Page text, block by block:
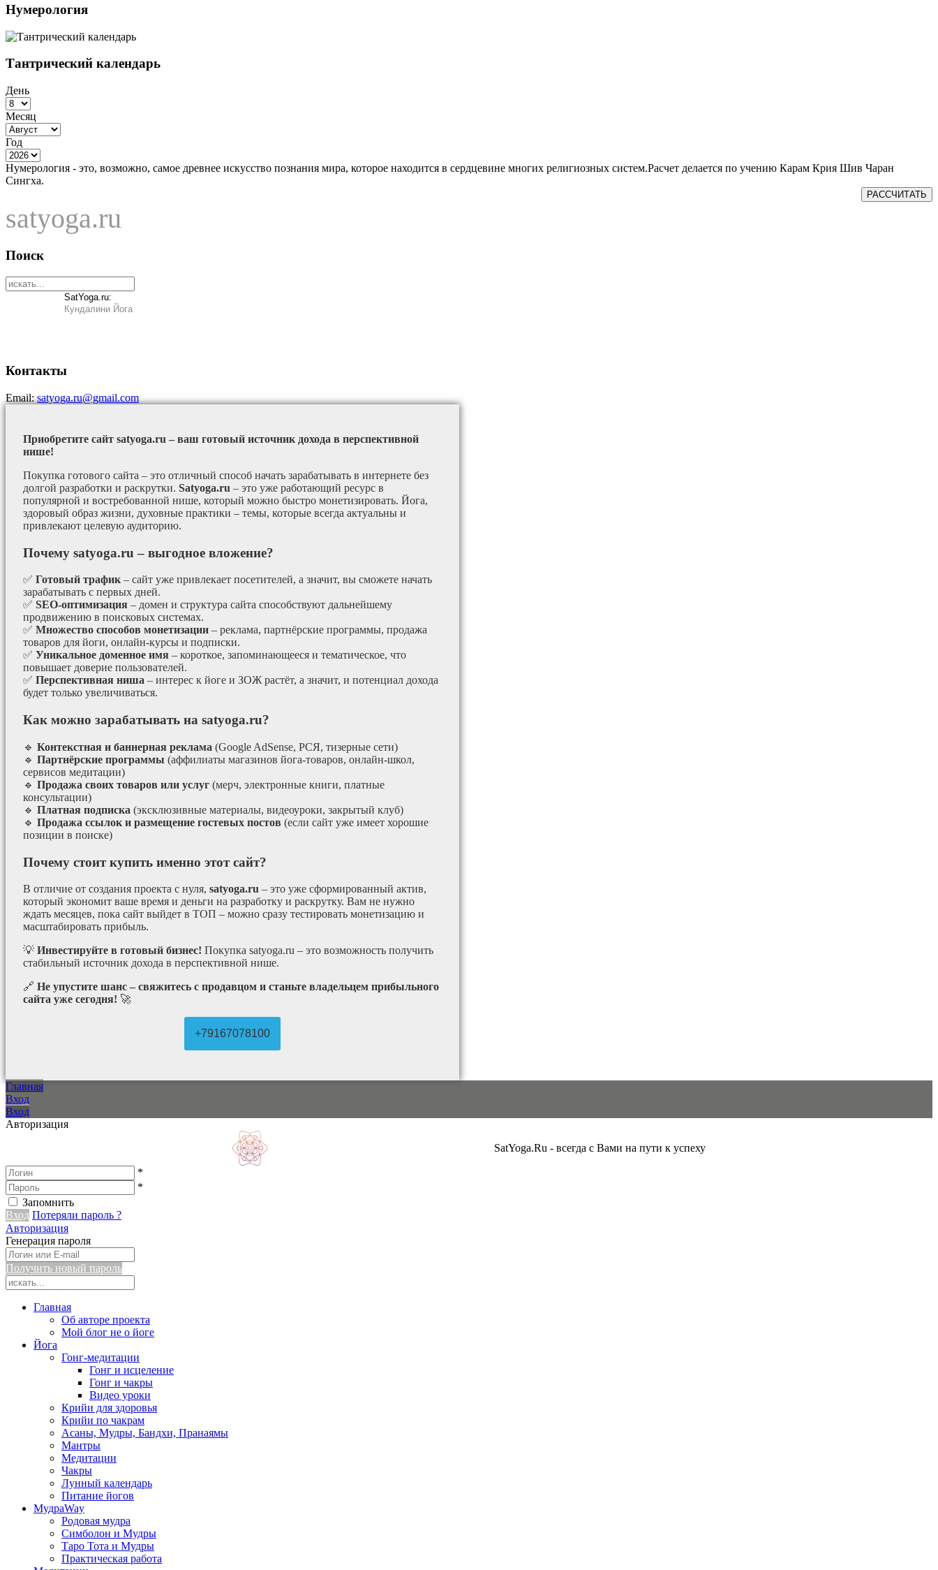
Нумерология
Тантрический календарь
День
Месяц
Год
Нумерология - это, возможно, самое древнее искусство познания мира, которое находится в сердцевине многих религиозных систем.Расчет делается по учению Карам Крия Шив Чаран
Сингха.
РАССЧИТАТЬ
satyoga.ru
Поиск
SatYoga.ru:
Кундалини Йога
Контакты
Email:satyoga.ru@gmail.com
Приобретите сайт satyoga.ru – ваш готовый источник дохода в перспективной
нише!
Покупка готового сайта – это отличный способ начать зарабатывать в интернете без
долгой разработки и раскрутки. Satyoga.ru – это уже работающий ресурс в
популярной и востребованной нише, который можно быстро монетизировать. Йога,
здоровый образ жизни, духовные практики – темы, которые всегда актуальны и
привлекают целевую аудиторию.
Почему satyoga.ru – выгодное вложение?
✅ Готовый трафик – сайт уже привлекает посетителей, а значит, вы сможете начать
зарабатывать с первых дней.
✅ SEO-оптимизация – домен и структура сайта способствуют дальнейшему
продвижению в поисковых системах.
✅ Множество способов монетизации – реклама, партнёрские программы, продажа
товаров для йоги, онлайн-курсы и подписки.
✅ Уникальное доменное имя – короткое, запоминающееся и тематическое, что
повышает доверие пользователей.
✅ Перспективная ниша – интерес к йоге и ЗОЖ растёт, а значит, и потенциал дохода
будет только увеличиваться.
Как можно зарабатывать на satyoga.ru?
🔹 Контекстная и баннерная реклама (Google AdSense, РСЯ, тизерные сети)
🔹 Партнёрские программы (аффилиаты магазинов йога-товаров, онлайн-школ,
сервисов медитации)
🔹 Продажа своих товаров или услуг (мерч, электронные книги, платные
консультации)
🔹 Платная подписка (эксклюзивные материалы, видеоуроки, закрытый клуб)
🔹 Продажа ссылок и размещение гостевых постов (если сайт уже имеет хорошие
позиции в поиске)
Почему стоит купить именно этот сайт?
В отличие от создания проекта с нуля, satyoga.ru – это уже сформированный актив,
который экономит ваше время и деньги на разработку и раскрутку. Вам не нужно
ждать месяцев, пока сайт выйдет в ТОП – можно сразу тестировать монетизацию и
масштабировать прибыль.
💡 Инвестируйте в готовый бизнес! Покупка satyoga.ru – это возможность получить
стабильный источник дохода в перспективной нише.
🔗 Не упустите шанс – свяжитесь с продавцом и станьте владельцем прибыльного
сайта уже сегодня! 🚀
+79167078100
Главная
Вход
Вход
Авторизация
SatYoga.Ru - всегда с Вами на пути к успеху
*
*
Запомнить
Вход Потеряли пароль ?
Авторизация
Генерация пароля
Получить новый пароль
Главная
Об авторе проекта
Мой блог не о йоге
Йога
Гонг-медитации
Гонг и исцеление
Гонг и чакры
Видео уроки
Крийи для здоровья
Крийи по чакрам
Асаны, Мудры, Бандхи, Пранаямы
Мантры
Медитации
Чакры
Лунный календарь
Питание йогов
МудраWay
Родовая мудра
Симболон и Мудры
Таро Тота и Мудры
Практическая работа